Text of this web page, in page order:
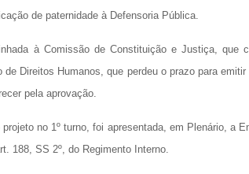
de paternidade à Defensoria Pública.
à Comissão de Constituição e Justiça, que
de Direitos Humanos, que perdeu o prazo para
pela aprovação.
no 1º turno, foi apresentada, em Plenário, a
188, SS 2º, do Regimento Interno.